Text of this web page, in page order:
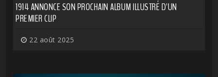
1914 ANNONCE SON PROCHAIN ALBUM ILLUSTRÉ D'UN
PREMIER CLIP
22 août 2025